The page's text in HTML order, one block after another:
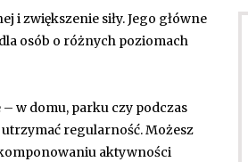
zwiększenie siły. Jego główne
osób o różnych poziomach
w domu, parku czy podczas
utrzymać regularność. Możesz
aktywności